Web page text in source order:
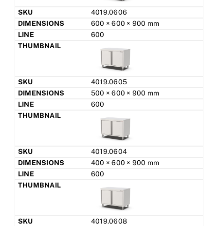
4019.0606
600 × 600 × 900 mm
600
4019.0605
500 × 600 × 900 mm
600
4019.0604
400 × 600 × 900 mm
600
4019.0608